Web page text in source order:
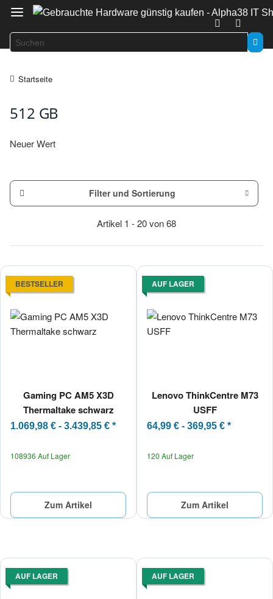
Startseite
512 GB
Neuer Wert
Filter und Sortierung
Artikel 1 - 20 von 68
BESTSELLER
Gaming PC AM5 X3D
Thermaltake schwarz
1.069,98 € - 3.439,85 € *
108936 Auf Lager
Zum Artikel
AUF LAGER
Lenovo ThinkCentre M73
USFF
64,99 € - 369,95 € *
120 Auf Lager
Zum Artikel
AUF LAGER AUF LAGER